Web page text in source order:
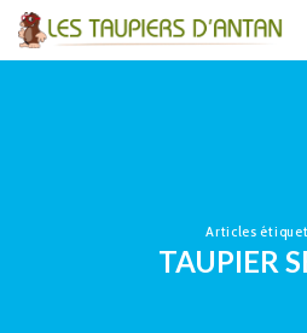
Articles
TAUPIER